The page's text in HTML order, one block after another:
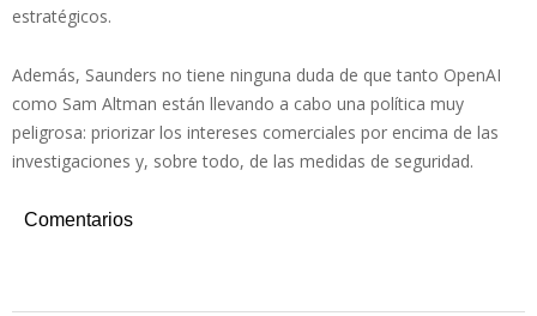
estratégicos.
Además, Saunders no tiene ninguna duda de que tanto OpenAI
como Sam Altman están llevando a cabo una política muy
peligrosa: priorizar los intereses comerciales por encima de las
investigaciones y, sobre todo, de las medidas de seguridad.
Comentarios